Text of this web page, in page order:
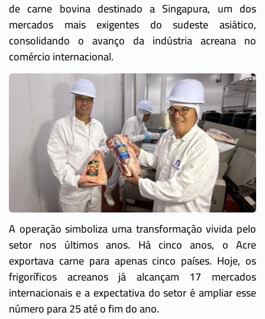
de carne bovina destinado a Singapura, um dos
mercados mais exigentes do sudeste asiático,
consolidando o avanço da indústria acreana no
comércio internacional.
A operação simboliza uma transformação vivida pelo
setor nos últimos anos. Há cinco anos, o Acre
exportava carne para apenas cinco países. Hoje, os
frigoríficos acreanos já alcançam 17 mercados
internacionais e a expectativa do setor é ampliar esse
número para 25 até o fim do ano.